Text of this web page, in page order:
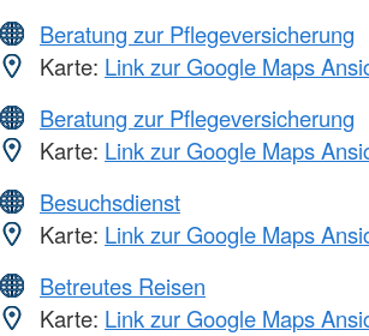
Beratung zur Pflegeversicherung
Karte: Link zur Google Maps
Beratung zur Pflegeversicherung
Karte: Link zur Google Maps
Besuchsdienst
Karte: Link zur Google Maps
Betreutes Reisen
Karte: Link zur Google Maps